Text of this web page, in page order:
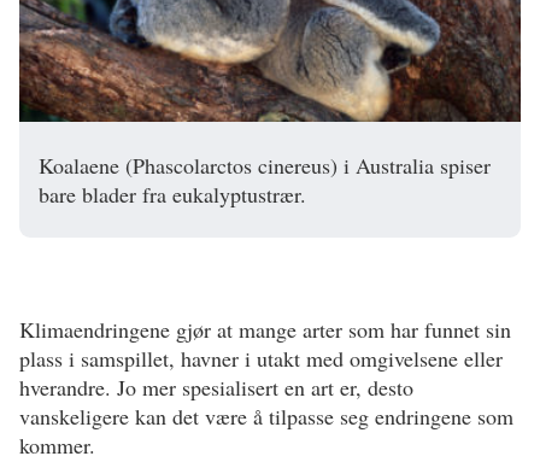
Koalaene (Phascolarctos cinereus) i Australia spiser
bare blader fra eukalyptustrær.
Klimaendringene gjør at mange arter som har funnet sin
plass i samspillet, havner i utakt med omgivelsene eller
hverandre. Jo mer spesialisert en art er, desto
vanskeligere kan det være å tilpasse seg endringene som
kommer.